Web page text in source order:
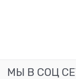
МЫ В СОЦ